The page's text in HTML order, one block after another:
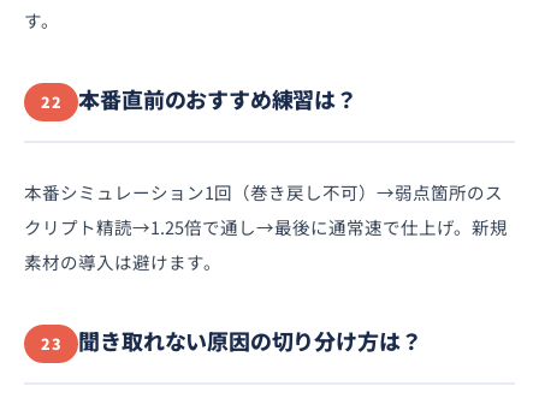
す。
22 本番直前のおすすめ練習は？
本番シミュレーション1回（巻き戻し不可）→弱点箇所のス
クリプト精読→1.25倍で通し→最後に通常速で仕上げ。新規
素材の導入は避けます。
23 聞き取れない原因の切り分け方は？